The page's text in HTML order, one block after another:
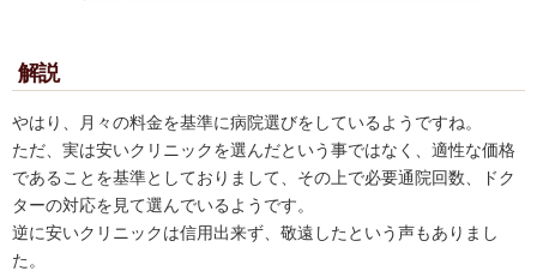
解説
やはり、月々の料金を基準に病院選びをしているようですね。
ただ、実は安いクリニックを選んだという事ではなく、適性な価格
であることを基準としておりまして、その上で必要通院回数、ドク
ターの対応を見て選んでいるようです。
逆に安いクリニックは信用出来ず、敬遠したという声もありまし
た。